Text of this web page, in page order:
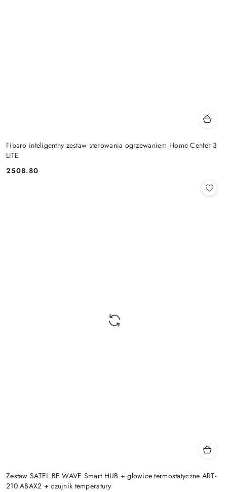
Fibaro inteligentny zestaw sterowania ogrzewaniem Home Center 3
LITE
Cena:
2508.80
Zestaw SATEL BE WAVE Smart HUB + głowice termostatyczne ART-
210 ABAX2 + czujnik temperatury